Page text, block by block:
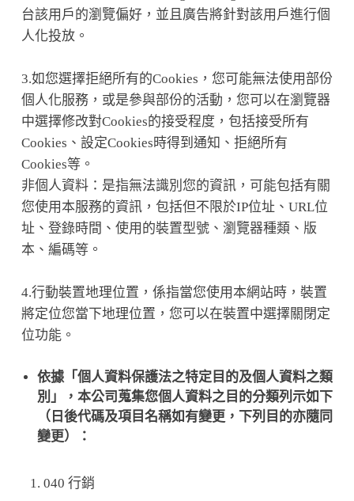
台該用戶的瀏覽偏好，並且廣告將針對該用戶進行個
人化投放。
3.如您選擇拒絕所有的Cookies，您可能無法使用部份
個人化服務，或是參與部份的活動，您可以在瀏覽器
中選擇修改對Cookies的接受程度，包括接受所有
Cookies、設定Cookies時得到通知、拒絕所有
Cookies等。
非個人資料：是指無法識別您的資訊，可能包括有關
您使用本服務的資訊，包括但不限於IP位址、URL位
址、登錄時間、使用的裝置型號、瀏覽器種類、版
本、編碼等。
4.行動裝置地理位置，係指當您使用本網站時，裝置
將定位您當下地理位置，您可以在裝置中選擇關閉定
位功能。
依據「個人資料保護法之特定目的及個人資料之類
別」，本公司蒐集您個人資料之目的分類列示如下
（日後代碼及項目名稱如有變更，下列目的亦隨同
變更）：
040 行銷